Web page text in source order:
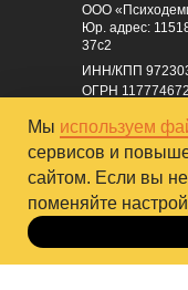
Мы используем
сервисов и
сайтом. Если вы
поменяйте
До 10.10
ИНН/КПП
ОГРН
Партнер по
ООО
Юр. адрес:
37с2